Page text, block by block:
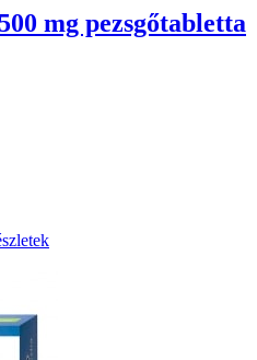
mg pezsgőtabletta